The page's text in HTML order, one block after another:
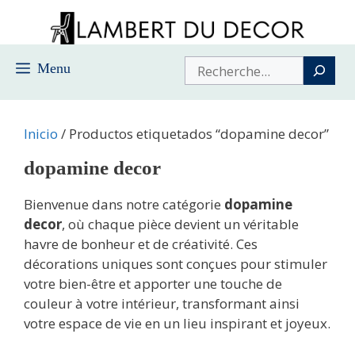
contenido
Menu Buscar
Inicio / Productos etiquetados “dopamine decor”
dopamine decor
Bienvenue dans notre catégorie dopamine
decor, où chaque pièce devient un véritable
havre de bonheur et de créativité. Ces
décorations uniques sont conçues pour stimuler
votre bien-être et apporter une touche de
couleur à votre intérieur, transformant ainsi
votre espace de vie en un lieu inspirant et joyeux.